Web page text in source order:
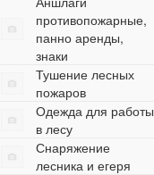
противопожарные,
панно аренды,
знаки
Тушение лесных
пожаров
Одежда для работы
в лесу
Снаряжение
лесника и егеря